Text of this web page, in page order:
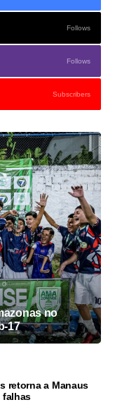
Follows
Follows
Subscribers
no
17
retorna a Manaus
falhas